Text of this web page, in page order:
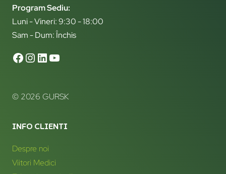
Program Sediu:
Luni - Vineri: 9:30 - 18:00
Sam - Dum: Închis
© 2026 GURSK
INFO CLIENTI
Despre noi
Viitori Medici